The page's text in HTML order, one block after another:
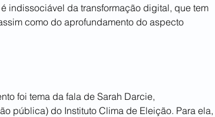
indissociável da transformação digital, que tem
como do aprofundamento do aspecto
foi tema da fala de Sarah Darcie,
pública) do Instituto Clima de Eleição. Para ela,